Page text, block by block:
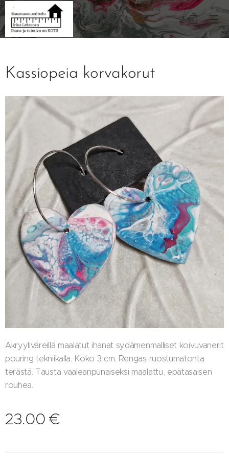
Kassiopeia korvakorut
Akryyliväreillä maalatut ihanat sydämenmalliset koivuvanerit
pouring tekniikalla. Koko 3 cm. Rengas ruostumatonta
terästä. Tausta vaaleanpunaiseksi maalattu, epätasaisen
rouhea.
23.00 €